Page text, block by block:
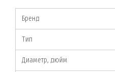
Бренд
Тип
Диаметр, дюйм